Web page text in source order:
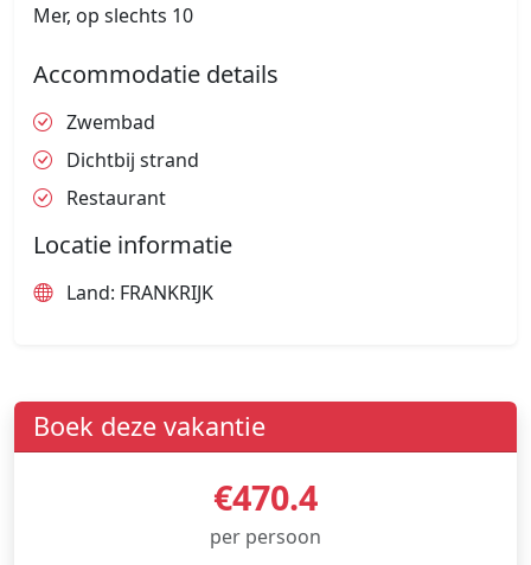
Mer, op slechts 10
Accommodatie details
Zwembad
Dichtbij strand
Restaurant
Locatie informatie
Land: FRANKRIJK
Boek deze vakantie
€470.4
per persoon